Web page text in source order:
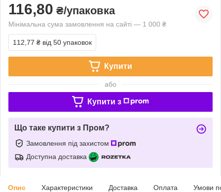
116,80 ₴/упаковка
Мінімальна сума замовлення на сайті — 1 000 ₴
112,77 ₴ від 50 упаковок
Купити
або
Купити з
Що таке купити з Пром?
Замовлення під захистом
Доступна доставка
Опис Характеристики Доставка Оплата Умови